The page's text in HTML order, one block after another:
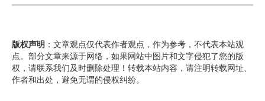
版权声明 ：文章观点仅代表作者观点，作为参考，不代表本站观
点。部分文章来源于网络，如果网站中图片和文字侵犯了您的版
权，请联系我们及时删除处理！转载本站内容，请注明转载网址、
作者和出处，避免无谓的侵权纠纷。